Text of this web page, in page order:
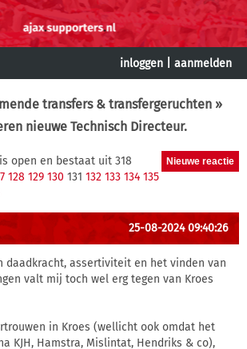
inloggen aanmelden
transfers & transfergeruchten »
nieuwe Technisch Directeur.
open en bestaat uit 318
128 129 130 131 132 133 134 135
25-08-2024 09:40:26
daadkracht, assertiviteit en het vinden van
valt mij toch wel erg tegen van Kroes
in Kroes (wellicht ook omdat het
KJH, Hamstra, Mislintat, Hendriks & co),